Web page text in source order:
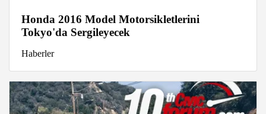
Honda 2016 Model Motorsikletlerini
Tokyo'da Sergileyecek
Haberler